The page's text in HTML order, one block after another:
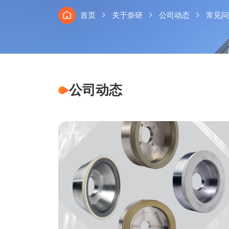
首页 关于奈研 公司动态 常见
公司动态